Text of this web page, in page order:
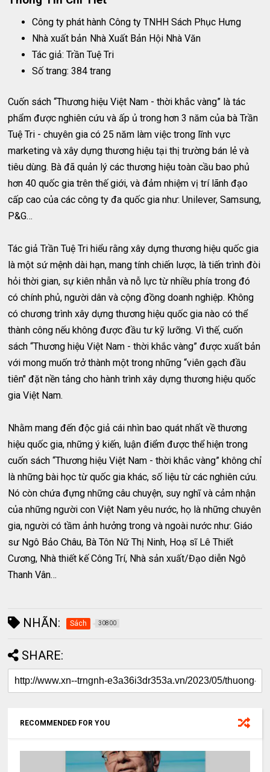
Công ty phát hành Công ty TNHH Sách Phục Hưng
Nhà xuất bản Nhà Xuất Bản Hội Nhà Văn
Tác giả: Trần Tuệ Tri
Số trang: 384 trang
Cuốn sách “Thương hiệu Việt Nam - thời khắc vàng” là tác
phẩm được nghiên cứu và ấp ủ trong hơn 3 năm của bà Trần
Tuệ Tri - chuyên gia có 25 năm làm việc trong lĩnh vực
marketing và xây dựng thương hiệu tại thị trường bán lẻ và
tiêu dùng. Bà đã quản lý các thương hiệu toàn cầu bao phủ
hơn 40 quốc gia trên thế giới, và đảm nhiệm vị trí lãnh đạo
cấp cao của các công ty đa quốc gia như: Unilever, Samsung,
P&G…
Tác giả Trần Tuệ Tri hiểu rằng xây dựng thương hiệu quốc gia
là một sứ mệnh dài hạn, mang tính chiến lược, là tiến trình đòi
hỏi thời gian, sự kiên nhẫn và nỗ lực từ nhiều phía trong đó
có chính phủ, người dân và cộng đồng doanh nghiệp. Không
có chương trình xây dựng thương hiệu quốc gia nào có thể
thành công nếu không được đầu tư kỹ lưỡng. Vì thế, cuốn
sách “Thương hiệu Việt Nam - thời khắc vàng” được xuất bản
với mong muốn trở thành một trong những “viên gạch đầu
tiên" đặt nền tảng cho hành trình xây dựng thương hiệu quốc
gia Việt Nam.
Nhằm mang đến độc giả cái nhìn bao quát nhất về thương
hiệu quốc gia, những ý kiến, luận điểm được thể hiện trong
cuốn sách “Thương hiệu Việt Nam - thời khắc vàng” không chỉ
là những bài học từ quốc gia khác, số liệu từ các nghiên cứu.
Nó còn chứa đựng những câu chuyện, suy nghĩ và cảm nhận
của những người con Việt Nam yêu nước, họ là những chuyên
gia, người có tầm ảnh hưởng trong và ngoài nước như: Giáo
sư Ngô Bảo Châu, Bà Tôn Nữ Thị Ninh, Hoạ sĩ Lê Thiết
Cương, Nhà thiết kế Công Trí, Nhà sản xuất/Đạo diễn Ngô
Thanh Vân…
NHÃN: Sách 30800
SHARE:
RECOMMENDED FOR YOU